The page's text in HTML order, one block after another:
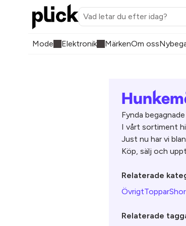
Mode Elektronik MärkenOm oss
Fynda
I vårt sortiment
Just nu har vi
Köp, sälj och
Relaterade
ÖvrigtToppar
Relaterade